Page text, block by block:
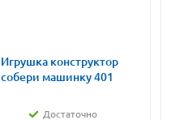
Игрушка конструктор
собери машинку 401
Достаточно